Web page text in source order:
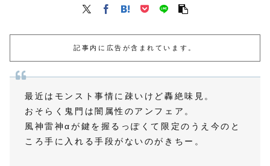
記事内に広告が含まれています。
最近はモンスト事情に疎いけど轟絶味見。
おそらく鬼門は闇属性のアンフェア。
風神雷神αが鍵を握るっぽくて限定のうえ今のと
ころ手に入れる手段がないのがきちー。